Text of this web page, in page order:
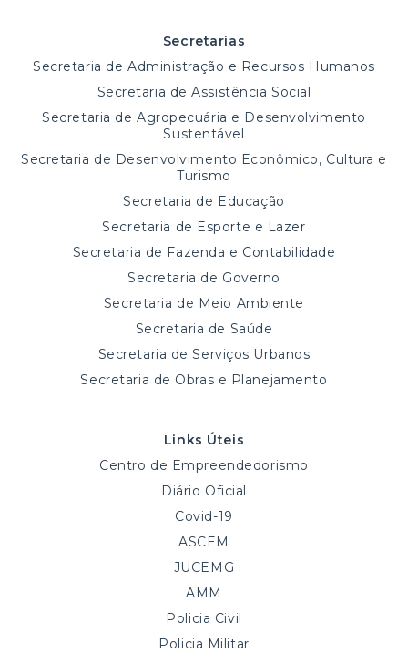
Secretarias
Secretaria de Administração e Recursos Humanos
Secretaria de Assistência Social
Secretaria de Agropecuária e Desenvolvimento
Sustentável
Secretaria de Desenvolvimento Econômico, Cultura e
Turismo
Secretaria de Educação
Secretaria de Esporte e Lazer
Secretaria de Fazenda e Contabilidade
Secretaria de Governo
Secretaria de Meio Ambiente
Secretaria de Saúde
Secretaria de Serviços Urbanos
Secretaria de Obras e Planejamento
Links Úteis
Centro de Empreendedorismo
Diário Oficial
Covid-19
ASCEM
JUCEMG
AMM
Policia Civil
Policia Militar